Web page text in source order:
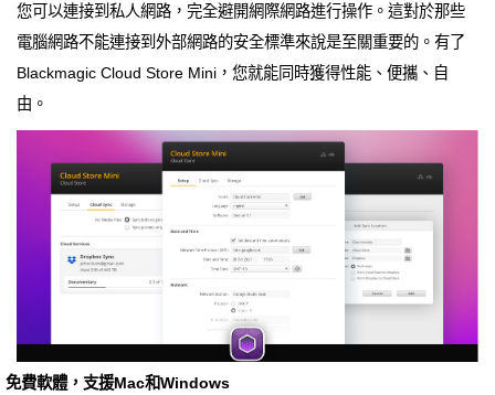
您可以連接到私人網路，完全避開網際網路進行操作。這對於那些
電腦網路不能連接到外部網路的安全標準來說是至關重要的。有了
Blackmagic Cloud Store Mini，您就能同時獲得性能、便攜、自
由。
免費軟體，支援Mac和Windows